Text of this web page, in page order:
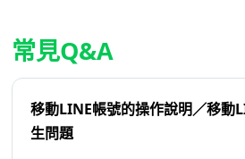
常見Q&A
移動LINE帳號的操作說明／移動
生問題